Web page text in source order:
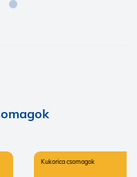
Kukorica csomagok